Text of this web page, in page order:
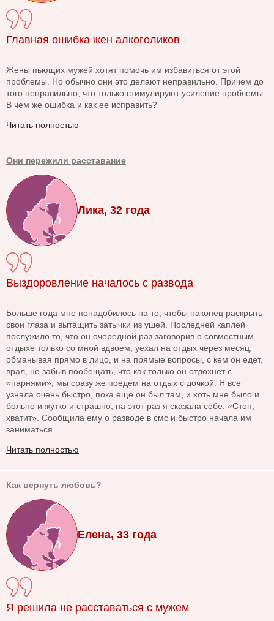
Главная ошибка жен алкоголиков
Жены пьющих мужей хотят помочь им избавиться от этой
проблемы. Но обычно они это делают неправильно. Причем до
того неправильно, что только стимулируют усиление проблемы.
В чем же ошибка и как ее исправить?
Читать полностью
Они пережили расставание
Лика, 32 года
Выздоровление началось с развода
Больше года мне понадобилось на то, чтобы наконец раскрыть
свои глаза и вытащить затычки из ушей. Последней каплей
послужило то, что он очередной раз заговорив о совместным
отдыхе только со мной вдвоем, уехал на отдых через месяц,
обманывая прямо в лицо, и на прямые вопросы, с кем он едет,
врал, не забыв пообещать, что как только он отдохнет с
«парнями», мы сразу же поедем на отдых с дочкой. Я все
узнала очень быстро, пока еще он был там, и хоть мне было и
больно и жутко и страшно, на этот раз я сказала себе: «Стоп,
хватит». Сообщила ему о разводе в смс и быстро начала им
заниматься.
Читать полностью
Как вернуть любовь?
Елена, 33 года
Я решила не расставаться с мужем